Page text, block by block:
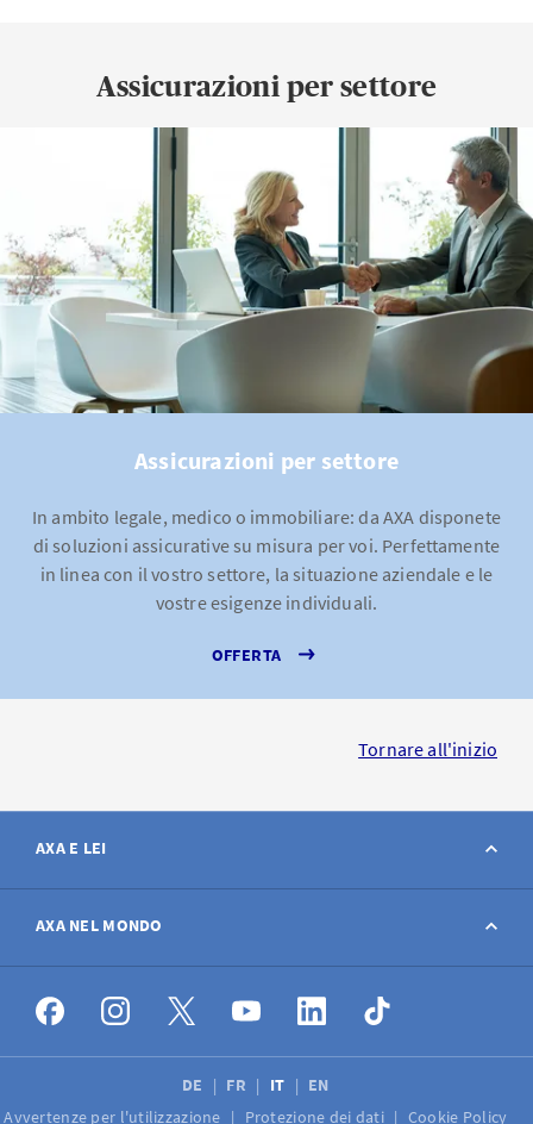
Assicurazioni per settore
Assicurazioni per settore
In ambito legale, medico o immobiliare: da AXA disponete
di soluzioni assicurative su misura per voi. Perfettamente
in linea con il vostro settore, la situazione aziendale e le
vostre esigenze individuali.
OFFERTA
Tornare all'inizio
AXA E LEI
Contatto
Avviso sinistro
Offerte di lavoro
AXA NEL MONDO
AXA nel mondo
DE FR IT
EN
Avvertenze per l'utilizzazione
Protezione dei dati Cookie Policy